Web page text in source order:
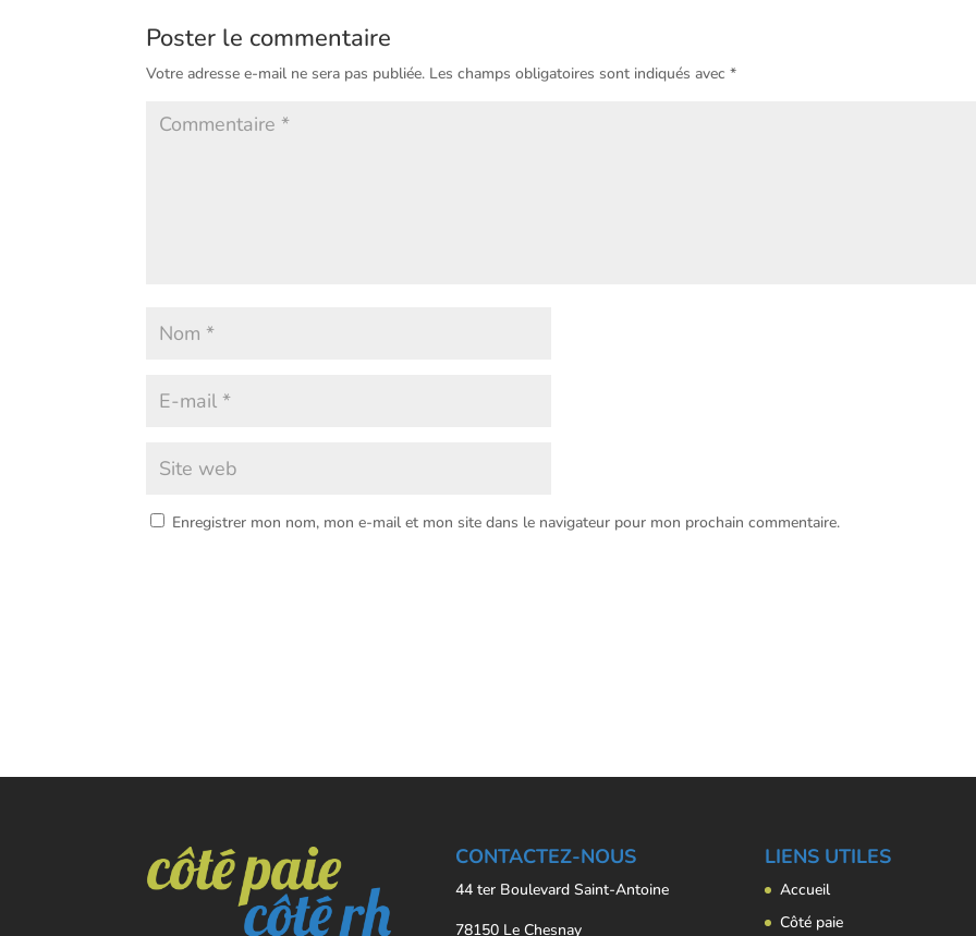
Poster le commentaire
Votre adresse e-mail ne sera pas publiée. Les champs obligatoires sont indiqués avec*
Enregistrer mon nom, mon e-mail et mon site dans le navigateur pour mon prochain commentaire.
CONTACTEZ-NOUS
44 ter Boulevard Saint-Antoine
78150 Le Chesnay
LIENS UTILES
Accueil
Côté paie